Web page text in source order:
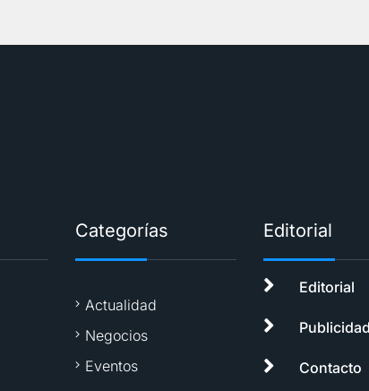
Categorías
Actualidad
Negocios
Eventos
Editorial
Editorial
Publicidad
Contacto